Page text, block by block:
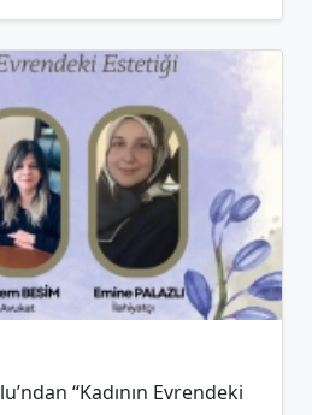
“Kadının Evrendeki